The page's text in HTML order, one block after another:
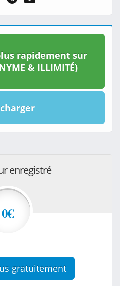
rapidement sur
& ILLIMITÉ)
enregistré
0€
gratuitement